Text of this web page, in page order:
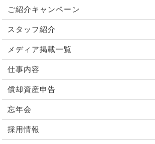
ご紹介キャンペーン
スタッフ紹介
メディア掲載一覧
仕事内容
償却資産申告
忘年会
採用情報